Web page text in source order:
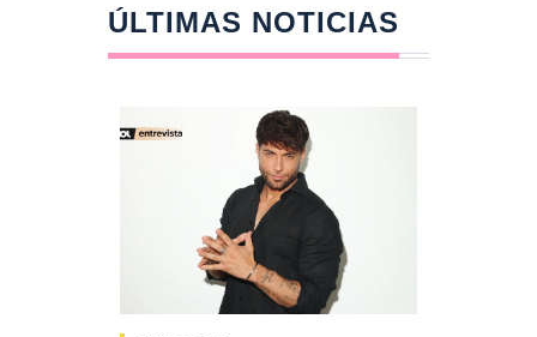
ÚLTIMAS NOTICIAS